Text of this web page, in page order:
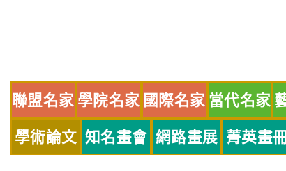
聯盟名家 學院名家 國際名家 當代名家
學術論文 知名畫會 網路畫展 菁英畫